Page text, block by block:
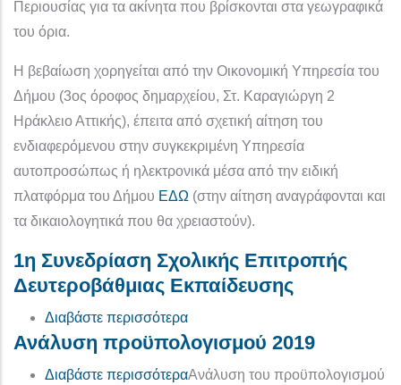
Περιουσίας για τα ακίνητα που βρίσκονται στα γεωγραφικά
του όρια.
Η βεβαίωση χορηγείται από την Οικονομική Υπηρεσία του
Δήμου (3ος όροφος δημαρχείου, Στ. Καραγιώργη 2
Ηράκλειο Αττικής), έπειτα από σχετική αίτηση του
ενδιαφερόμενου στην συγκεκριμένη Υπηρεσία
αυτοπροσώπως ή ηλεκτρονικά μέσα από την ειδική
πλατφόρμα του Δήμου ΕΔΩ (στην αίτηση αναγράφονται και
τα δικαιολογητικά που θα χρειαστούν).
1η Συνεδρίαση Σχολικής Επιτροπής
Δευτεροβάθμιας Εκπαίδευσης
Διαβάστε περισσότεραγια το 1η Συνεδρίαση Σχολικής
Ανάλυση προϋπολογισμού 2019
Διαβάστε περισσότεραγια το Ανάλυση
Ανάλυση του προϋπολογισμού